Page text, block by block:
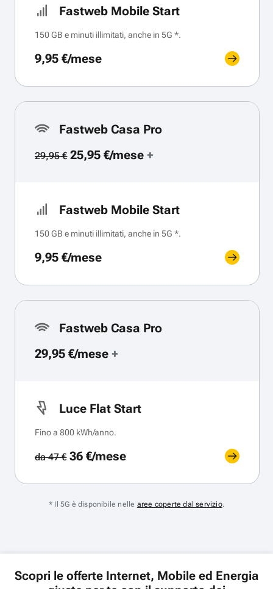
Fastweb Mobile Start
150 GB e minuti illimitati, anche in 5G *.
9,95 €/mese
Fastweb Casa Pro
29,95 €25,95 €/mese+
Fastweb Mobile Start
150 GB e minuti illimitati, anche in 5G *.
9,95 €/mese
Fastweb Casa Pro
29,95 €/mese +
Luce Flat Start
Fino a 800 kWh/anno.
da 47 €36 €/mese
* Il 5G è disponibile nelle aree coperte dal servizio.
Scopri le offerte Internet, Mobile ed Energia